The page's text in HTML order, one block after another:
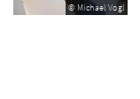
© Michael Vogl